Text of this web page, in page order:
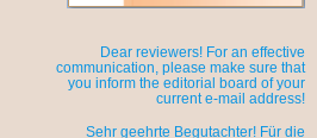
Dear reviewers! For an effective
communication, please make sure that
you inform the editorial board of your
current e-mail address!
Sehr geehrte Begutachter! Für die